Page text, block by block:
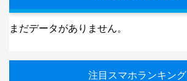
まだデータがありません。
注目スマホランキング